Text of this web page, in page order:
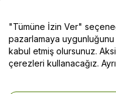
Yardım Merkezi
"Tümüne İzin Ver"
pazarlamaya uygunluğunu
kabul etmiş olursunuz.
çerezleri kullanacağız.